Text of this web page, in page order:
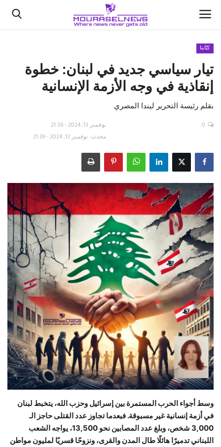
الأخبار
كتّابنا
علوم وتكنولوجيا
رياضة
فيديو
حياة
كتّابنا
تيار سياسي جديد في لبنان: خطوة
إنقاذية في وجه الأزمة الإنسانية
بقلم رئيسة التحرير ليندا المصري
نوفمبر 13, 2024 - 21:36
محدث: نوفمبر 13, 2024 - 21:39
0
وسط أجواء الحرب المستمرة بين إسرائيل وحزب الله، يتخبط لبنان
في أزمة إنسانية غير مسبوقة. فبعدما تجاوز عدد القتلى حاجز الـ
3,000 شخص، وبلغ عدد المصابين نحو 13,500، يواجه الشعب
اللبناني تدميرًا هائلًا طال المدن والقرى، ونزوحًا قسريًا لمليون مواطن